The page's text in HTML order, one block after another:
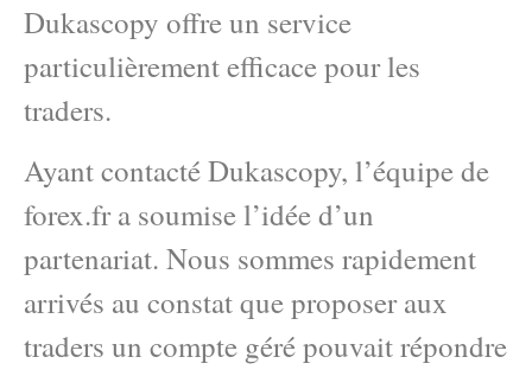
Dukascopy offre un service
particulièrement efficace pour les
traders.
Ayant contacté Dukascopy, l’équipe de
forex.fr a soumise l’idée d’un
partenariat. Nous sommes rapidement
arrivés au constat que proposer aux
traders un compte géré pouvait répondre